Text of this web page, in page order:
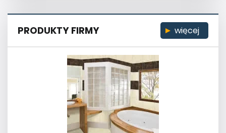
PRODUKTY FIRMY więcej